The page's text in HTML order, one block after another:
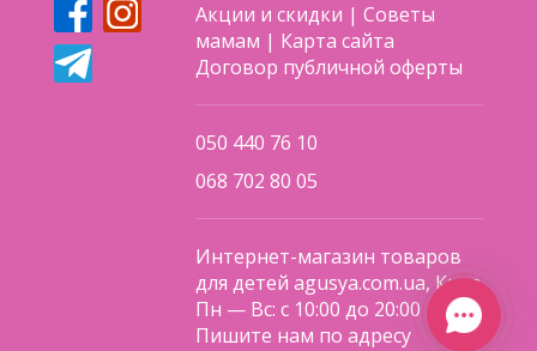
Акции и скидки |Советы
мамам | Карта сайта
Договор публичной оферты
050 440 76 10
068 702 80 05
Интернет-магазин товаров
для детей agusya.com.ua, Киев
Пн — Вс: с 10:00 до 20:00
Пишите нам по адресу